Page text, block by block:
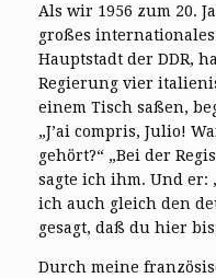
Als wir 1956 zum 20.
großes
Hauptstadt der DDR,
Regierung vier
einem Tisch saßen,
„J’ai compris, Julio!
gehört?“ „Bei der
sagte ich ihm. Und er:
ich auch gleich den
gesagt, daß du hier
Durch meine